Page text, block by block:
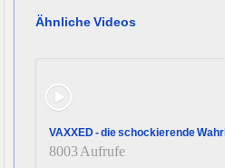
Ähnliche Videos
VAXXED - die schockierende
8003 Aufrufe